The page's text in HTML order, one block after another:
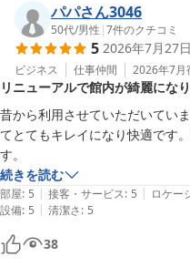
新しくなったフロントやチェ
ューが美味しかった」とお褒
ニューアルの変化をお喜びい
大浴場につきましては、改装
し訳ございませんでした。そ
楽しみ」「次回も必ず予約す
タッフ一同大変励みになってお
お客様のまたのご来館を、心
フロント 吉田
アパホテル〈小松グランド〉
パパさん3046
50代/男性 |7件のクチコミ
5 2026年7月27日
ビジネス 仕事仲間 2026年7月
リニューアルで館内が綺麗にな
昔から利用させていただいてい
てとてもキレイになり快適です
す。
続きを読む
部屋: 5 | 接客・サービス: 5 | ロケー
設備: 5 | 清潔さ: 5
38